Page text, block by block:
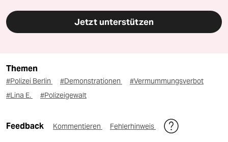
Jetzt unterstützen
Themen
#Polizei Berlin #Demonstrationen
#Vermummungsverbot
#Lina E.
#Polizeigewalt
Feedback Kommentieren Fehlerhinweis